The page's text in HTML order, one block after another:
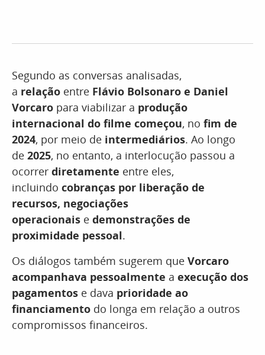
Segundo as conversas analisadas,
a relação entre Flávio Bolsonaro e Daniel
Vorcaro para viabilizar a produção
internacional do filme começou, no fim de
2024, por meio de intermediários. Ao longo
de 2025, no entanto, a interlocução passou a
ocorrer diretamente entre eles,
incluindo cobranças por liberação de
recursos, negociações
operacionais e demonstrações de
proximidade pessoal.
Os diálogos também sugerem que Vorcaro
acompanhava pessoalmente a execução dos
pagamentos e dava prioridade ao
financiamento do longa em relação a outros
compromissos financeiros.